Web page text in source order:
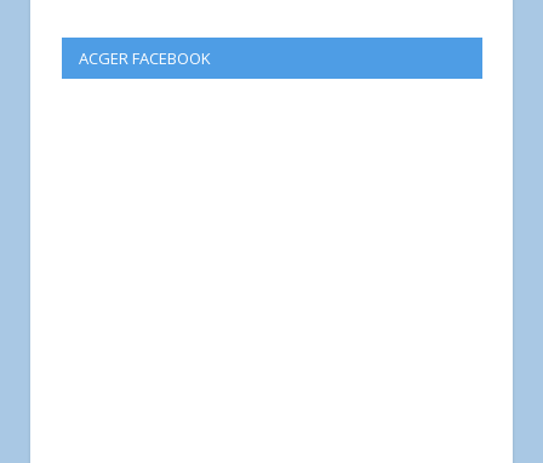
ACGER FACEBOOK